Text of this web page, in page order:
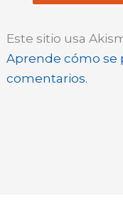
Este sitio usa
Aprende cómo se
comentarios.